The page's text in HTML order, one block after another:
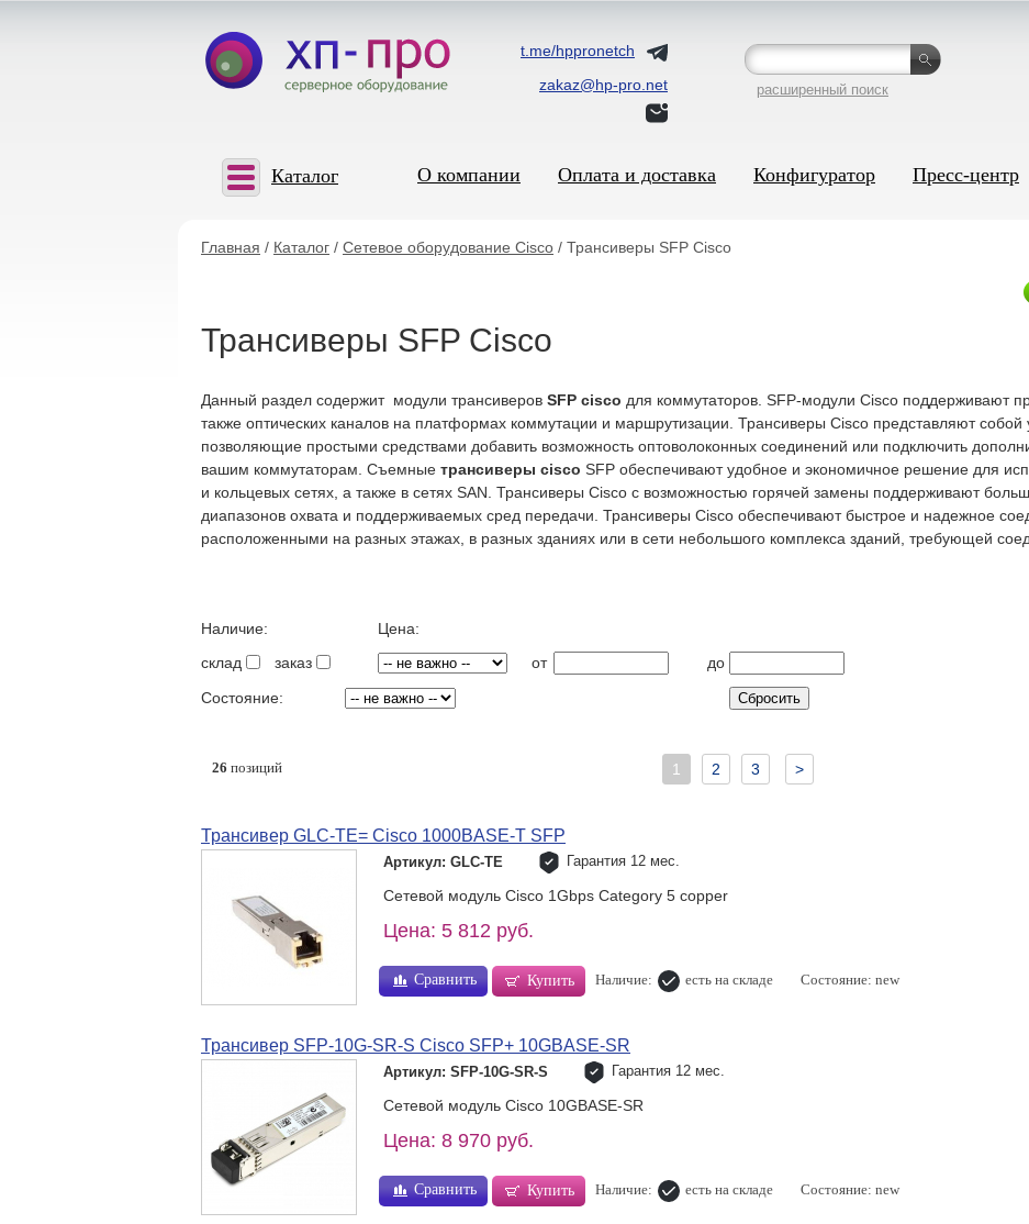
t.me/hppronetch
zakaz@hp-pro.net
расширенный поиск
Каталог О компании Оплата и доставка Конфигуратор Пресс-центр
Главная / Каталог / Сетевое оборудование Cisco / Трансиверы SFP Cisco
Трансиверы SFP Cisco
Данный раздел содержит модули трансиверов SFP cisco для коммутаторов. SFP-модули Cisco поддерживают
также оптических каналов на платформах коммутации и маршрутизации. Трансиверы Cisco представляют собой
позволяющие простыми средствами добавить возможность оптоволоконных соединений или подключить
вашим коммутаторам. Съемные трансиверы cisco SFP обеспечивают удобное и экономичное решение для
и кольцевых сетях, а также в сетях SAN. Трансиверы Cisco с возможностью горячей замены поддерживают
диапазонов охвата и поддерживаемых сред передачи. Трансиверы Cisco обеспечивают быстрое и надежное
расположенными на разных этажах, в разных зданиях или в сети небольшого комплекса зданий, требующей
Наличие:
Цена:
склад
заказ от
до
Состояние:
26 позиций 1 2 3 >
Трансивер GLC-TE= Cisco 1000BASE-T SFP
Артикул: GLC-TE Гарантия 12 мес.
Сетевой модуль Cisco 1Gbps Category 5 copper
Цена: 5 812 руб.
Сравнить Купить Наличие: есть на складе Состояние: new
Трансивер SFP-10G-SR-S Cisco SFP+ 10GBASE-SR
Артикул: SFP-10G-SR-S Гарантия 12 мес.
Сетевой модуль Cisco 10GBASE-SR
Цена: 8 970 руб.
Сравнить Купить Наличие: есть на складе Состояние: new